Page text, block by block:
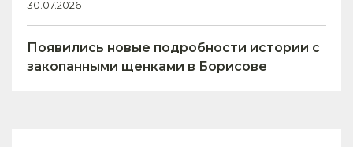
30.07.2026
Появились новые подробности истории с
закопанными щенками в Борисове